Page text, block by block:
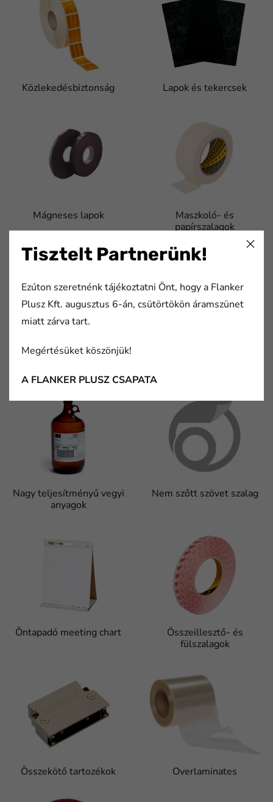
Közlekedésbiztonság Lapok és tekercsek
Mágneses lapok
Maszkoló- és
papírszalagok
Maszkolófóliák
Nagy teljesítményű vegyi
anyagok
Nem szőtt szövet szalag
Öntapadó meeting chart
Összeillesztő- és
fülszalagok
Összekötő tartozékok Overlaminates
Tisztelt Partnerünk!
Ezúton szeretnénk tájékoztatni Önt, hogy a Flanker
Plusz Kft. augusztus 6-án, csütörtökön áramszünet
miatt zárva tart.
Megértésüket köszönjük!
A FLANKER PLUSZ CSAPATA